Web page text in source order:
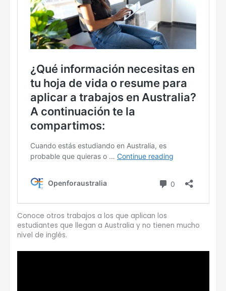
Conoce otros trabajos a los que aplican los
estudiantes que llegan a Australia y no tienen mucho
nivel de inglés.